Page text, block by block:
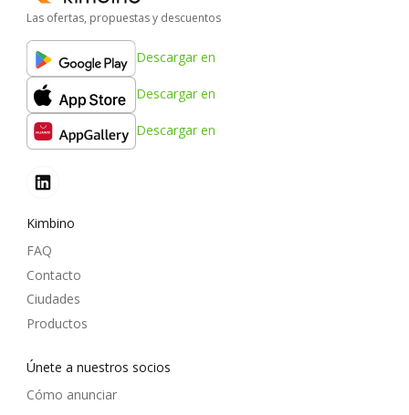
Las ofertas, propuestas y descuentos
Descargar en
Descargar en
Descargar en
Kimbino
FAQ
Contacto
Ciudades
Productos
Únete a nuestros socios
Cómo anunciar